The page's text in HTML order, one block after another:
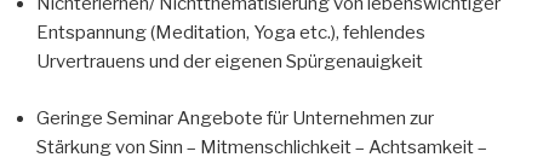
Entspannung (Meditation, Yoga etc.), fehlendes
Urvertrauens und der eigenen Spürgenauigkeit
Geringe Seminar Angebote für Unternehmen zur
Stärkung von Sinn – Mitmenschlichkeit – Achtsamkeit –